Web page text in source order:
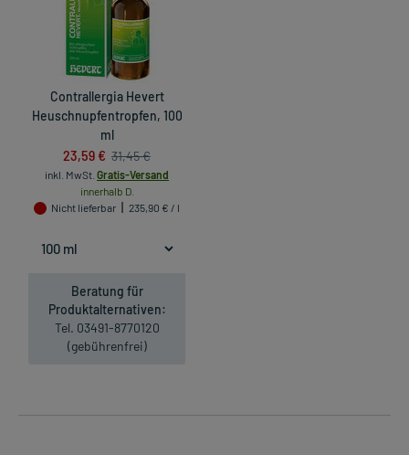
Contrallergia Hevert
Heuschnupfentropfen, 100
ml
23,59 € 31,45 €
inkl. MwSt. Gratis-Versand
innerhalb D.
Nicht lieferbar
235,90 € / l
Beratung für
Produktalternativen:
Tel. 03491-8770120
(gebührenfrei)